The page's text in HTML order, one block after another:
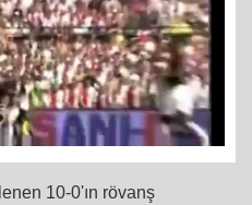
10-0'ın rövanş